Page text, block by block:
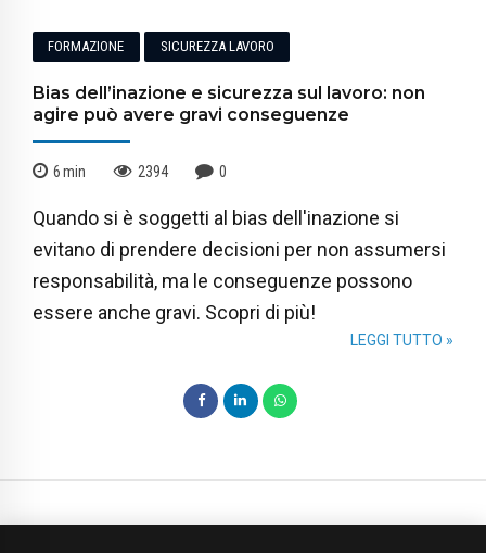
FORMAZIONE SICUREZZA LAVORO
Bias dell’inazione e sicurezza sul lavoro: non
agire può avere gravi conseguenze
6min 2394 0
Quando si è soggetti al bias dell'inazione si
evitano di prendere decisioni per non assumersi
responsabilità, ma le conseguenze possono
essere anche gravi. Scopri di più!
LEGGI TUTTO »